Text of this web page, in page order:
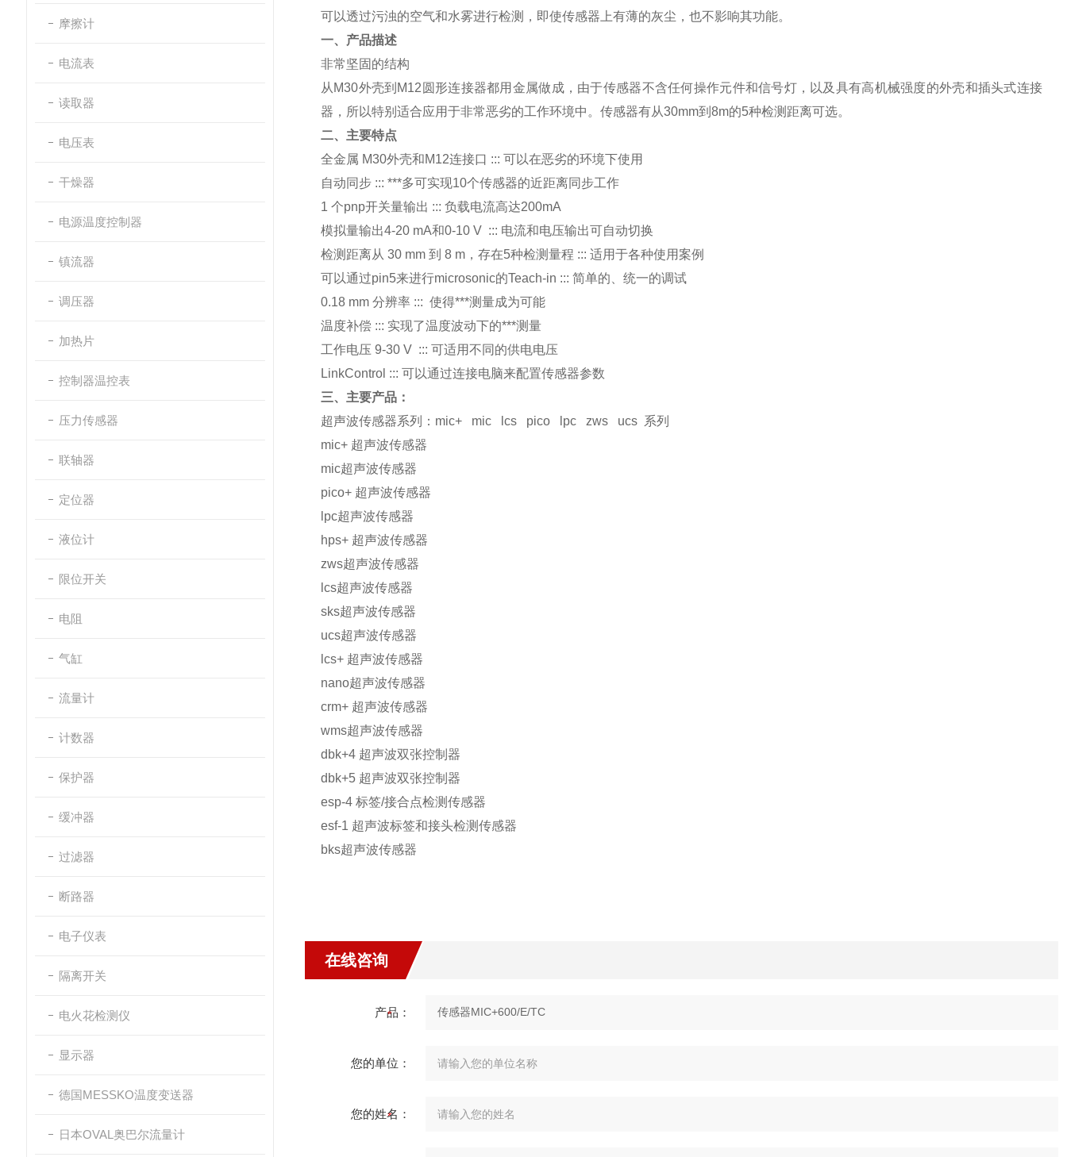
摩擦计
电流表
读取器
电压表
干燥器
电源温度控制器
镇流器
调压器
加热片
控制器温控表
压力传感器
联轴器
定位器
液位计
限位开关
电阻
气缸
流量计
计数器
保护器
缓冲器
过滤器
断路器
电子仪表
隔离开关
电火花检测仪
显示器
德国MESSKO温度变送器
日本OVAL奥巴尔流量计
可以透过污浊的空气和水雾进行检测，即使传感器上有薄的灰尘，也不影响其功能。
一、产品描述
非常坚固的结构
从 M30外壳到 M12 圆形连接器都用金属做成，由于传感器不含任何操作元件和信号灯，以及具有高机械强度的外壳和插头式连接
器，所以特别适合应用于非常恶劣的工作环境中。传感器有从30mm到 8m的5种检测距离可选。
二、主要特点
全金属 M30外壳和M12连接口 ::: 可以在恶劣的环境下使用
自动同步 ::: ***多可实现10个传感器的近距离同步工作
1 个pnp开关量输出 ::: 负载电流高达200mA
模拟量输出4-20 mA和0-10 V ::: 电流和电压输出可自动切换
检测距离从 30 mm 到 8 m ，存在5种检测量程 ::: 适用于各种使用案例
可以通过pin5来进行microsonic的Teach-in ::: 简单的、统一的调试
0.18 mm 分辨率 ::: 使得***测量成为可能
温度补偿 ::: 实现了温度波动下的***测量
工作电压 9-30 V ::: 可适用不同的供电电压
LinkControl ::: 可以通过连接电脑来配置传感器参数
三、主要产品：
超声波传感器系列： mic+ mic lcs pico lpc zws ucs 系列
mic+ 超声波传感器
mic超声波传感器
pico+ 超声波传感器
lpc超声波传感器
hps+ 超声波传感器
zws超声波传感器
lcs超声波传感器
sks超声波传感器
ucs超声波传感器
lcs+ 超声波传感器
nano超声波传感器
crm+ 超声波传感器
wms超声波传感器
dbk+4 超声波双张控制器
dbk+5 超声波双张控制器
esp-4 标签/接合点检测传感器
esf-1 超声波标签和接头检测传感器
bks超声波传感器
在线咨询
产品：
您的单位：
您的姓名：